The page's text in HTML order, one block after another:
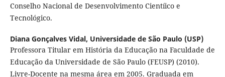
Conselho Nacional de Desenvolvimento Cientíico e
Tecnológico.
Diana Gonçalves Vidal, Universidade de São Paulo (USP)
Professora Titular em História da Educação na Faculdade de
Educação da Universidade de São Paulo (FEUSP) (2010).
Livre-Docente na mesma área em 2005. Graduada em